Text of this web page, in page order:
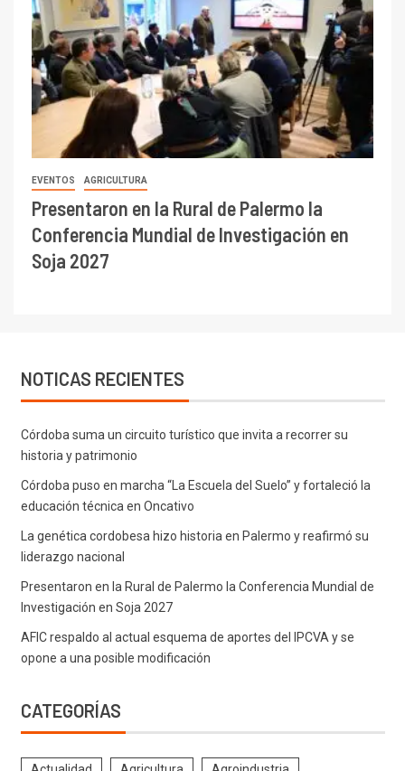
EVENTOS AGRICULTURA
Presentaron en la Rural de Palermo la
Conferencia Mundial de Investigación en
Soja 2027
NOTICAS RECIENTES
Córdoba suma un circuito turístico que invita a recorrer su
historia y patrimonio
Córdoba puso en marcha “La Escuela del Suelo” y fortaleció la
educación técnica en Oncativo
La genética cordobesa hizo historia en Palermo y reafirmó su
liderazgo nacional
Presentaron en la Rural de Palermo la Conferencia Mundial de
Investigación en Soja 2027
AFIC respaldo al actual esquema de aportes del IPCVA y se
opone a una posible modificación
CATEGORÍAS